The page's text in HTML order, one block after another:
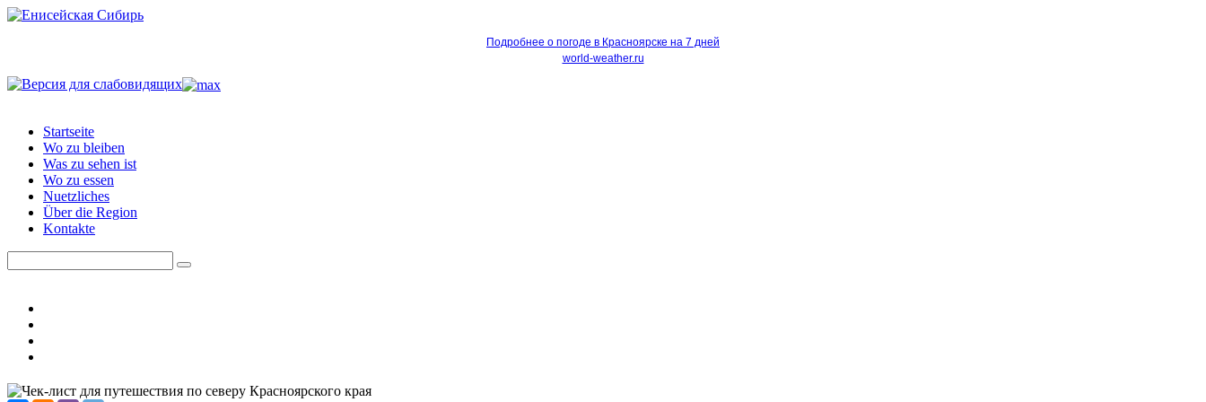
Подробнее о погоде в Красноярске на 7 дней
world-weather.ru
Startseite
Wo zu bleiben
Was zu sehen ist
Wo zu essen
Nuetzliches
Über die Region
Kontakte